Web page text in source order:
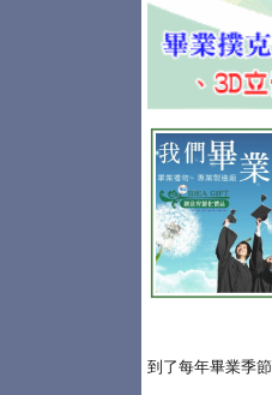
到了每年畢業季節,